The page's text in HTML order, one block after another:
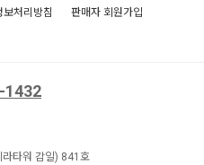
보처리방침 판매자 회원가입
1432
라타워 감일) 841호